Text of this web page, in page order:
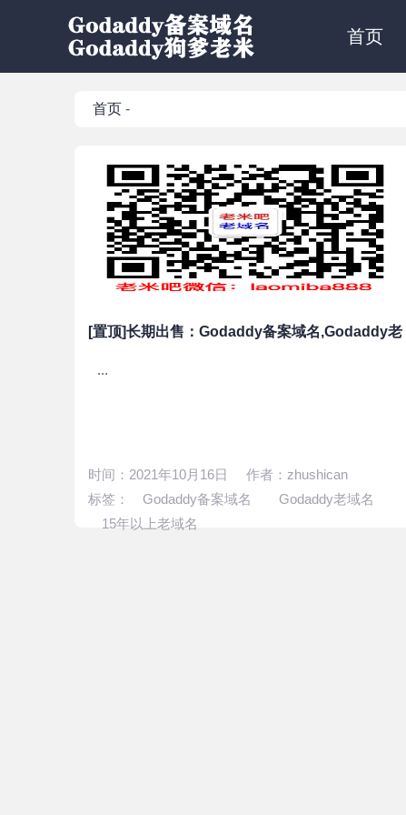
首页
首页 -
[置顶]长期出售：Godaddy备案域名,Godaddy老
...
时间：2021年10月16日 作者：zhushican
标签：
Godaddy备案域名
Godaddy老域名
15年以上老域名